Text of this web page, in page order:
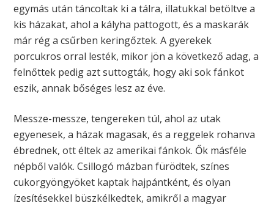
egymás után táncoltak ki a tálra, illatukkal betöltve a
kis házakat, ahol a kályha pattogott, és a maskarák
már rég a csűrben keringőztek. A gyerekek
porcukros orral lesték, mikor jön a következő adag, a
felnőttek pedig azt suttogták, hogy aki sok fánkot
eszik, annak bőséges lesz az éve.
Messze-messze, tengereken túl, ahol az utak
egyenesek, a házak magasak, és a reggelek rohanva
ébrednek, ott éltek az amerikai fánkok. Ők másféle
népből valók. Csillogó mázban fürödtek, színes
cukorgyöngyöket kaptak hajpántként, és olyan
ízesítésekkel büszkélkedtek, amikről a magyar